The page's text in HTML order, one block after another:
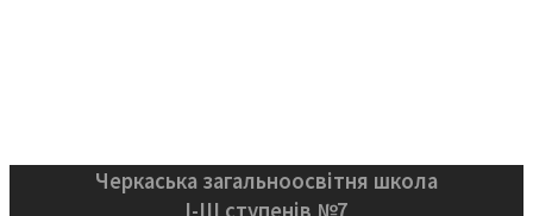
Черкаська загальноосвітня школа